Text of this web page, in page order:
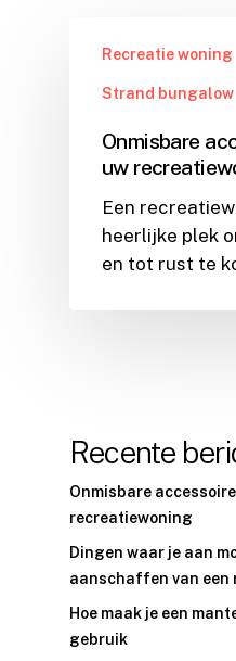
Recreatie woning
Strand bungalow
Onmisbare
uw
Een
heerlijke plek
en tot rust te
Recente
Onmisbare
recreatiewoning
Dingen waar je aan
aanschaffen van een
Hoe maak je een
gebruik